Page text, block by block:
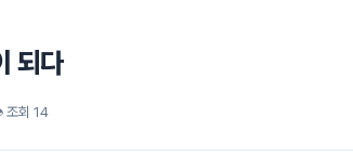
되다
회 14